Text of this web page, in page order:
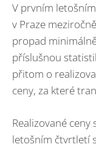
V prvním
v Praze
propad
příslušnou
přitom o
ceny, za které
Realizované
letošním čtvrtletí